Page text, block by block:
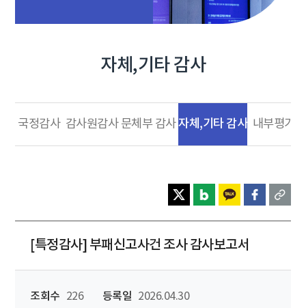
자체,기타 감사
국정감사 감사원감사 문체부 감사자체,기타 감사 내부평가
[특정감사] 부패신고사건 조사 감사보고서
조회수 226 등록일 2026.04.30